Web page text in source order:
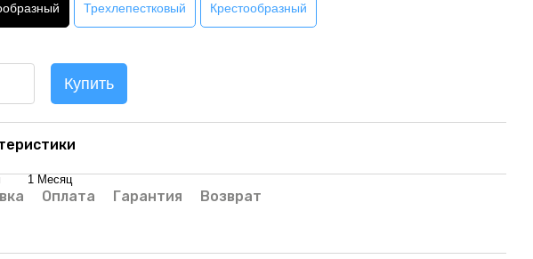
Трехлепестковый Крестообразный
Купить
1 Месяц
Оплата Гарантия Возврат